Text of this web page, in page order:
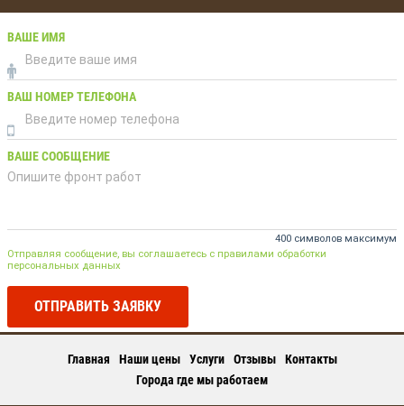
ВАШЕ ИМЯ
ВАШ НОМЕР ТЕЛЕФОНА
ВАШЕ СООБЩЕНИЕ
400 символов максимум
Отправляя сообщение, вы соглашаетесь с правилами обработки
персональных данных
ОТПРАВИТЬ ЗАЯВКУ
Главная Наши цены Услуги Отзывы
Контакты
Города где мы работаем